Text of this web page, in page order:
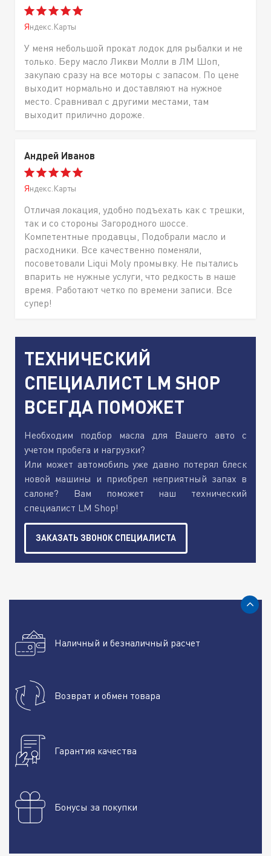
Яндекс.Карты
У меня небольшой прокат лодок для рыбалки и не
только. Беру масло Ликви Молли в ЛМ Шоп,
закупаю сразу на все моторы с запасом. По цене
выходит нормально и доставляют на нужное
место. Сравнивал с другими местами, там
выходит прилично дороже.
Андрей Иванов
Яндекс.Карты
Отличая локация, удобно подъехать как с трешки,
так и со стороны Загородного шоссе.
Компетентные продавцы, Подобрали масло и
расходники. Все качественно поменяли,
посоветовали Liqui Moly промывку. Не пытались
впарить не нужные услуги, что редкость в наше
время. Работают четко по времени записи. Все
супер!
ТЕХНИЧЕСКИЙ
СПЕЦИАЛИСТ LM SHOP
ВСЕГДА ПОМОЖЕТ
Необходим подбор масла для Вашего авто с
учетом пробега и нагрузки?
Или может автомобиль уже давно потерял блеск
новой машины и приобрел неприятный запах в
салоне? Вам поможет наш технический
специалист LM Shop!
ЗАКАЗАТЬ ЗВОНОК СПЕЦИАЛИСТА
Наличный и безналичный расчет
Возврат и обмен товара
Гарантия качества
Бонусы за покупки